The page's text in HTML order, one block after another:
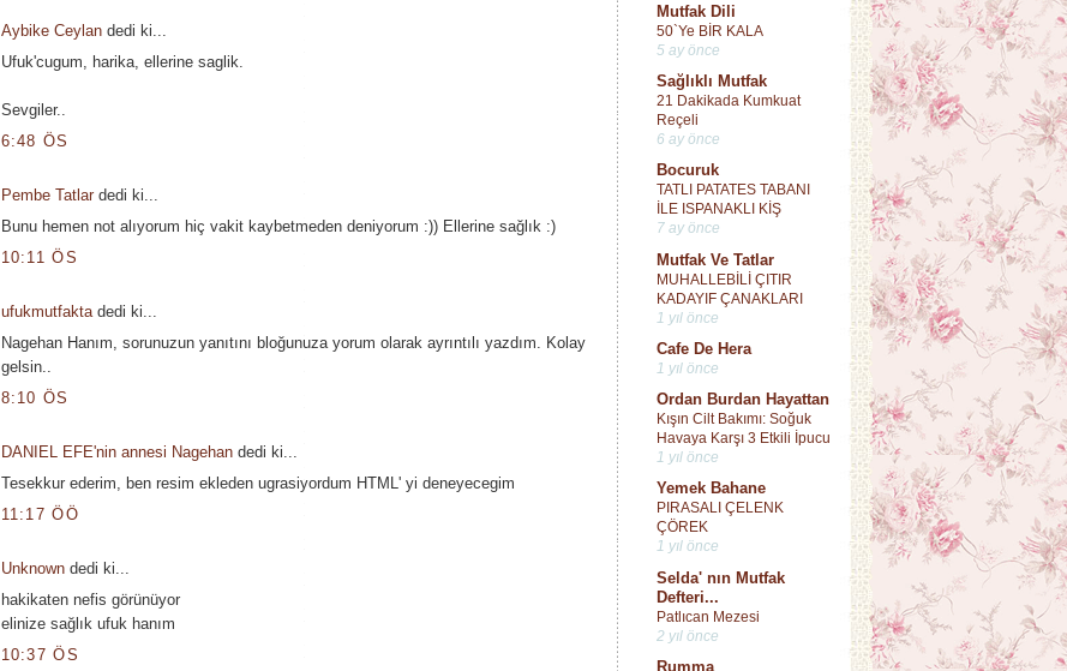
Mutfak Dili
50`Ye BİR KALA
5 ay önce
Sağlıklı Mutfak
21 Dakikada Kumkuat
Reçeli
6 ay önce
Bocuruk
TATLI PATATES TABANI
İLE ISPANAKLI KİŞ
7 ay önce
Mutfak Ve Tatlar
MUHALLEBİLİ ÇITIR
KADAYIF ÇANAKLARI
1 yıl önce
Cafe De Hera
1 yıl önce
Ordan Burdan Hayattan
Kışın Cilt Bakımı: Soğuk
Havaya Karşı 3 Etkili İpucu
1 yıl önce
Yemek Bahane
PIRASALI ÇELENK
ÇÖREK
1 yıl önce
Selda' nın Mutfak
Defteri...
Patlıcan Mezesi
2 yıl önce
Rumma
Aybike Ceylandedi ki...
Ufuk'cugum, harika, ellerine saglik.
Sevgiler..
6:48 ÖS
Pembe Tatlardedi ki...
Bunu hemen not alıyorum hiç vakit kaybetmeden deniyorum :)) Ellerine sağlık :)
10:11 ÖS
ufukmutfaktadedi ki...
Nagehan Hanım, sorunuzun yanıtını bloğunuza yorum olarak ayrıntılı yazdım. Kolay
gelsin..
8:10 ÖS
DANIEL EFE'nin annesi Nagehandedi ki...
Tesekkur ederim, ben resim ekleden ugrasiyordum HTML' yi deneyecegim
11:17 ÖÖ
Unknowndedi ki...
hakikaten nefis görünüyor
elinize sağlık ufuk hanım
10:37 ÖS